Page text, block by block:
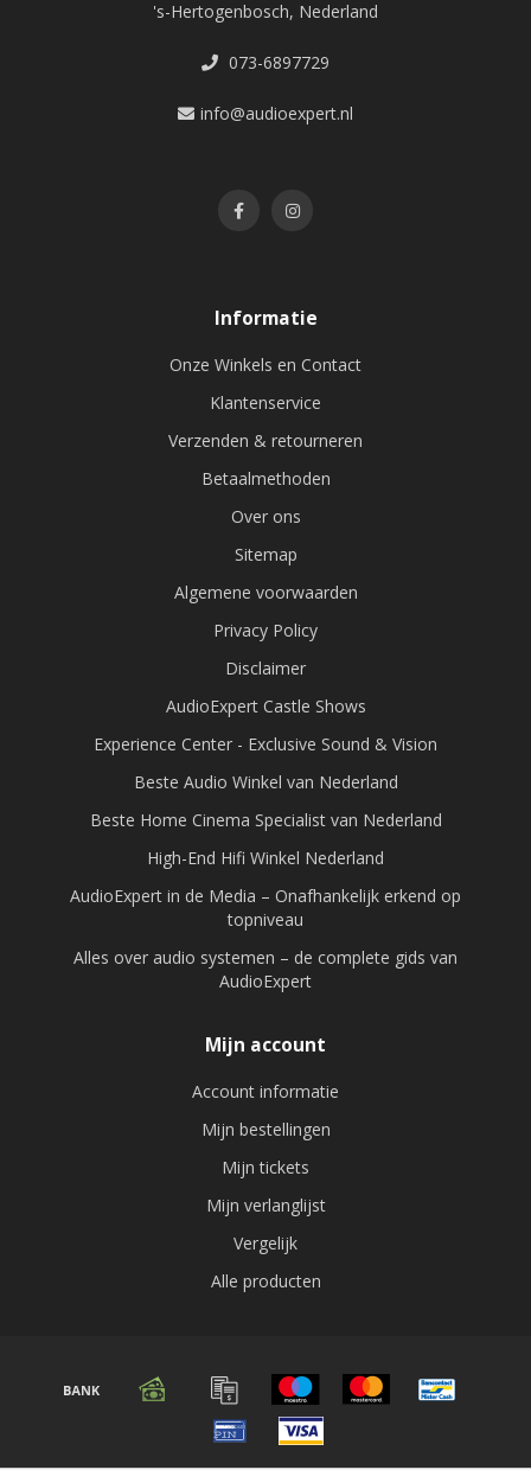
's-Hertogenbosch, Nederland
073-6897729
info@audioexpert.nl
Informatie
Onze Winkels en Contact
Klantenservice
Verzenden & retourneren
Betaalmethoden
Over ons
Sitemap
Algemene voorwaarden
Privacy Policy
Disclaimer
AudioExpert Castle Shows
Experience Center - Exclusive Sound & Vision
Beste Audio Winkel van Nederland
Beste Home Cinema Specialist van Nederland
High-End Hifi Winkel Nederland
AudioExpert in de Media – Onafhankelijk erkend op
topniveau
Alles over audio systemen – de complete gids van
AudioExpert
Mijn account
Account informatie
Mijn bestellingen
Mijn tickets
Mijn verlanglijst
Vergelijk
Alle producten